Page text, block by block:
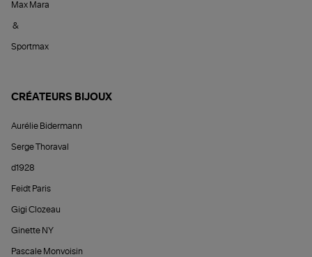
Max Mara
&
Sportmax
CRÉATEURS BIJOUX
Aurélie Bidermann
Serge Thoraval
d1928
Feidt Paris
Gigi Clozeau
Ginette NY
Pascale Monvoisin